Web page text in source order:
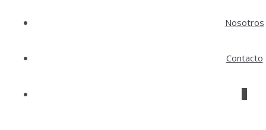
Nosotros
Contacto